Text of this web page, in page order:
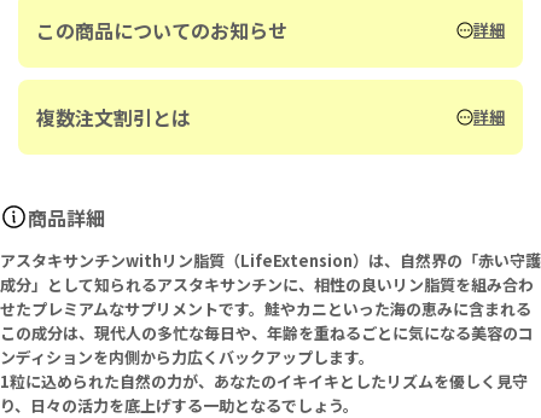
この商品についてのお知らせ 詳細
複数注文割引とは 詳細
商品詳細
アスタキサンチンwithリン脂質（LifeExtension）は、自然界の「赤い守護
成分」として知られるアスタキサンチンに、相性の良いリン脂質を組み合わ
せたプレミアムなサプリメントです。鮭やカニといった海の恵みに含まれる
この成分は、現代人の多忙な毎日や、年齢を重ねるごとに気になる美容のコ
ンディションを内側から力広くバックアップします。
1粒に込められた自然の力が、あなたのイキイキとしたリズムを優しく見守
り、日々の活力を底上げする一助となるでしょう。